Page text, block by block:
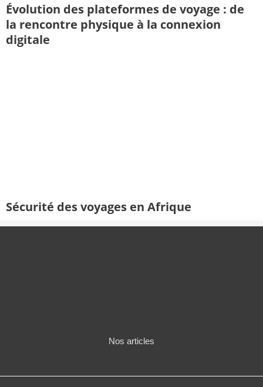
Évolution des plateformes de voyage : de
la rencontre physique à la connexion
digitale
Sécurité des voyages en Afrique
Nos articles